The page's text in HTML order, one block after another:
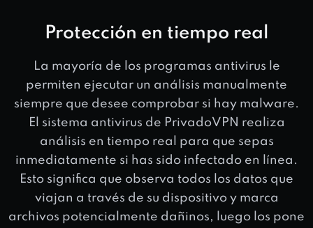
Protección en tiempo real
La mayoría de los programas antivirus le
permiten ejecutar un análisis manualmente
siempre que desee comprobar si hay malware.
El sistema antivirus de PrivadoVPN realiza
análisis en tiempo real para que sepas
inmediatamente si has sido infectado en línea.
Esto significa que observa todos los datos que
viajan a través de su dispositivo y marca
archivos potencialmente dañinos, luego los pone